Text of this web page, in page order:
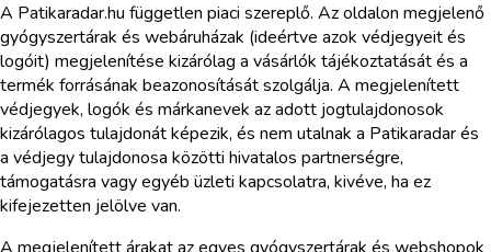
A Patikaradar.hu független piaci szereplő. Az oldalon megjelenő
gyógyszertárak és webáruházak (ideértve azok védjegyeit és
logóit) megjelenítése kizárólag a vásárlók tájékoztatását és a
termék forrásának beazonosítását szolgálja. A megjelenített
védjegyek, logók és márkanevek az adott jogtulajdonosok
kizárólagos tulajdonát képezik, és nem utalnak a Patikaradar és
a védjegy tulajdonosa közötti hivatalos partnerségre,
támogatásra vagy egyéb üzleti kapcsolatra, kivéve, ha ez
kifejezetten jelölve van.